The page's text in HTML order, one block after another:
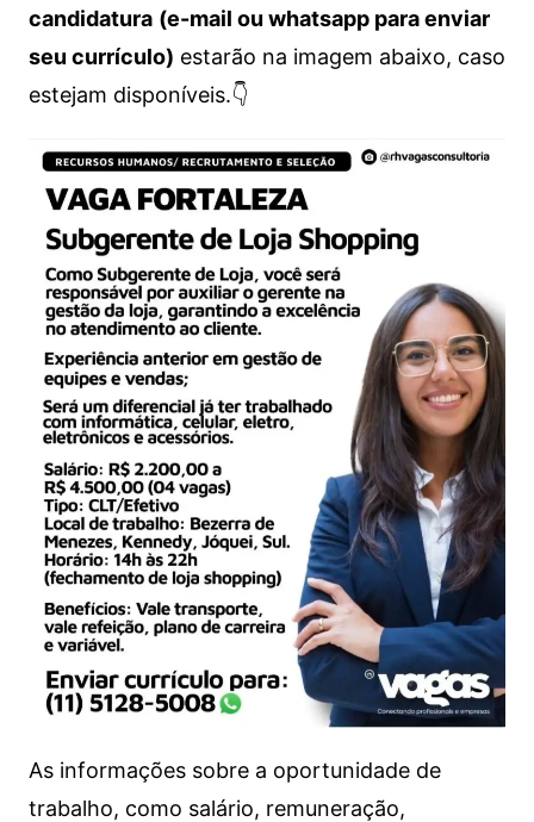
candidatura (e-mail ou whatsapp para enviar
seu currículo) estarão na imagem abaixo, caso
estejam disponíveis.👇
As informações sobre a oportunidade de
trabalho, como salário, remuneração,